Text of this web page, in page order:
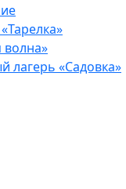
лагерь «Садовка»